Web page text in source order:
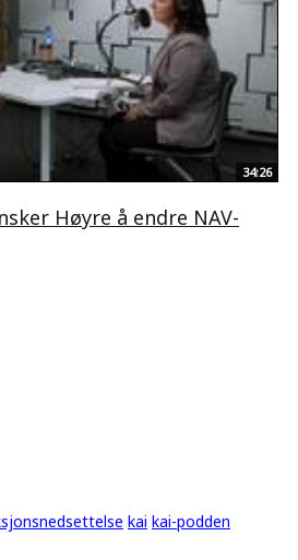
34:26
Høyre å endre NAV-
kai kai-podden